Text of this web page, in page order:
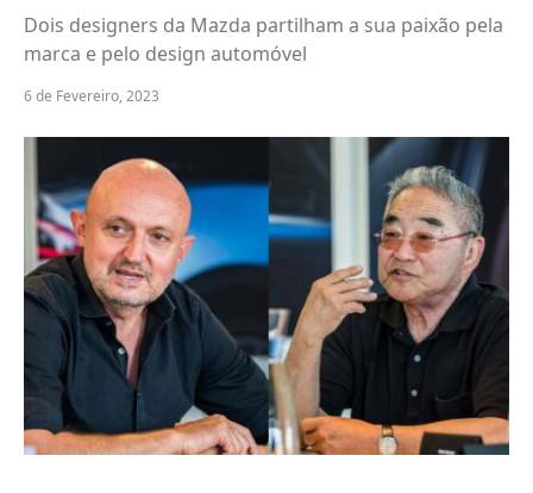
Dois designers da Mazda partilham a sua paixão pela
marca e pelo design automóvel
6 de Fevereiro, 2023